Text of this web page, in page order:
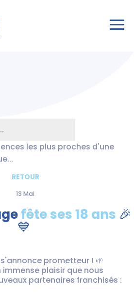
les plus proches d'une
RETOUR
13 Mai
fête ses 18 ans 🎉
💙
prometteur ! 🌱
plaisir que nous
partenaires franchisés :